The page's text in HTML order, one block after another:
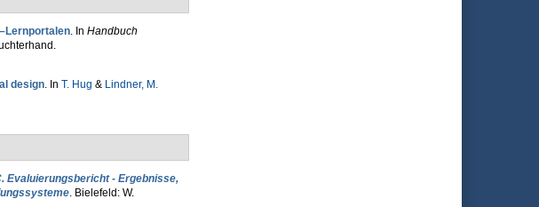
. In Handbuch
design. In T. Hug & Lindner, M.
Evaluierungsbericht - Ergebnisse,
. Bielefeld: W.